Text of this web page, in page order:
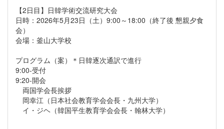
【2日目】日韓学術交流研究大会
日時：2026年5月23日（土）9:00～18:00（終了後 懇親夕食
会）
会場：釜山大学校
プログラム（案）＊日韓逐次通訳で進行
9:00-受付
9:20-開会
両国学会長挨拶
岡幸江（日本社会教育学会会長・九州大学）
イ・ジヘ（韓国平生教育学会会長・翰林大学）